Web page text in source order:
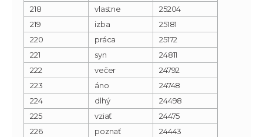
218
vlastne
25204
219
izba
25181
220
práca
25172
221
syn
24811
222
večer
24792
223
áno
24748
224
dlhý
24498
225
vziať
24475
226
poznať
24443